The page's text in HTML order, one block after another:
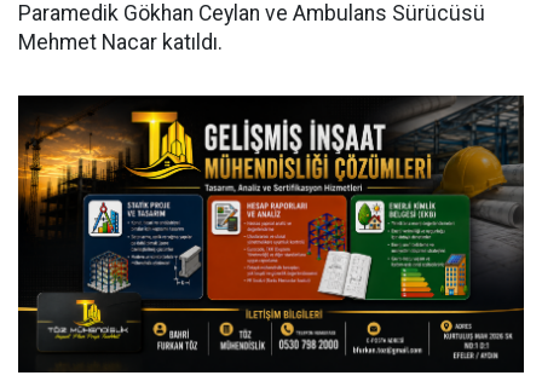
Paramedik Gökhan Ceylan ve Ambulans Sürücüsü
Mehmet Nacar katıldı.